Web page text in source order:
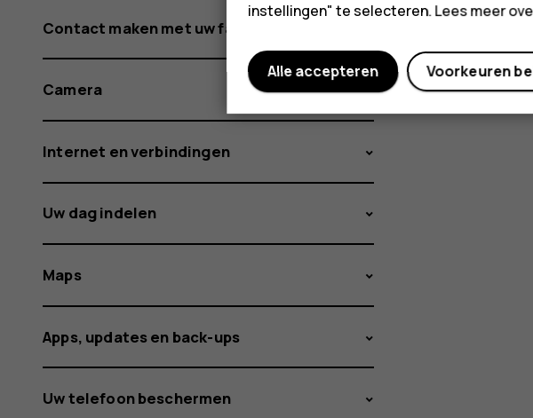
Contact maken met uw familie en vrienden
Camera
Internet en verbindingen
Uw dag indelen
Maps
Apps, updates en back-ups
Uw telefoon beschermen
instellingen" te selecteren. Lees meer
Voorkeuren
Alle accepteren